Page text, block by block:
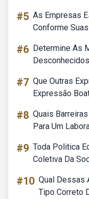
#5 As Empresas
Conforme
#6 Determine As
#7 Que Outras
Expressão
#8 Quais
Para Um
#9 Toda Politica
Coletiva Da
#10 Qual Dessas
Tipo Correto